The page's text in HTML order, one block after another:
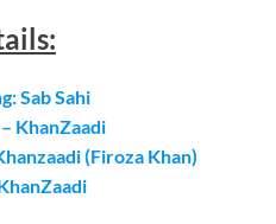
Sab Sahi
KhanZaadi
(Firoza Khan)